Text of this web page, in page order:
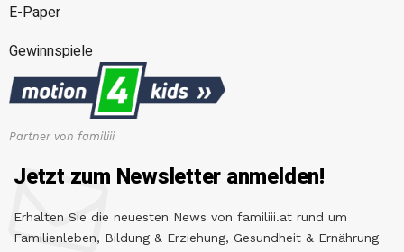
E-Paper
Gewinnspiele
Partner von familiii
Jetzt zum Newsletter anmelden!
Erhalten Sie die neuesten News von familiii.at rund um
Familienleben, Bildung & Erziehung, Gesundheit & Ernährung